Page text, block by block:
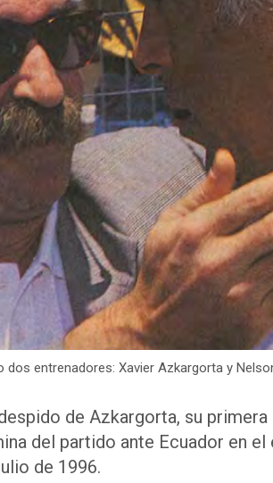
dos entrenadores: Xavier Azkargorta y
de Azkargorta, su primera
del partido ante Ecuador en el
de 1996.